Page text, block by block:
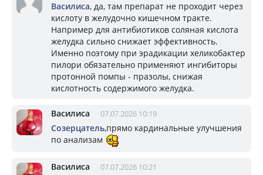
Василиса, да, там препарат не проходит через
кислоту в желудочно кишечном тракте.
Например для антибиотиков соляная кислота
желудка сильно снижает эффективность.
Именно поэтому при эрадикации хеликобактер
пилори обязательно применяют ингибиторы
протонной помпы - празолы, снижая
кислотность содержимого желудка.
Василиса 07.07.2026 10:19
Созерцатель,прямо кардинальные улучшения
по анализам
Василиса 07.07.2026 10:21